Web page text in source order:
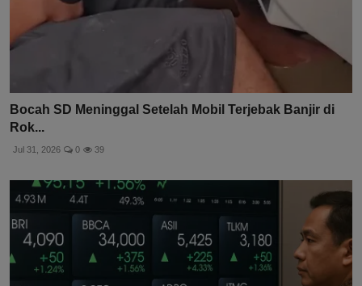
Bocah SD Meninggal Setelah Mobil Terjebak Banjir di
Rok...
Jul 31, 2026 0 39